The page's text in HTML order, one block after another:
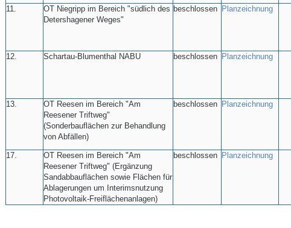
11.
OT Niegripp im Bereich "südlich des
Detershagener Weges"
beschlossen Planzeichnung
12. Schartau-Blumenthal NABU beschlossen Planzeichnung
13.
OT Reesen im Bereich "Am
Reesener Triftweg"
(Sonderbauflächen zur Behandlung
von Abfällen)
beschlossen Planzeichnung
17.
OT Reesen im Bereich "Am
Reesener Triftweg" (Ergänzung
Sandabbauflächen sowie Flächen für
Ablagerungen um Interimsnutzung
Photovoltaik-Freiflächenanlagen)
beschlossen Planzeichnung